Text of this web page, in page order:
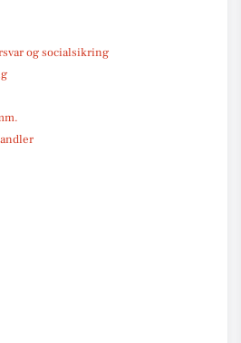
og socialsikring